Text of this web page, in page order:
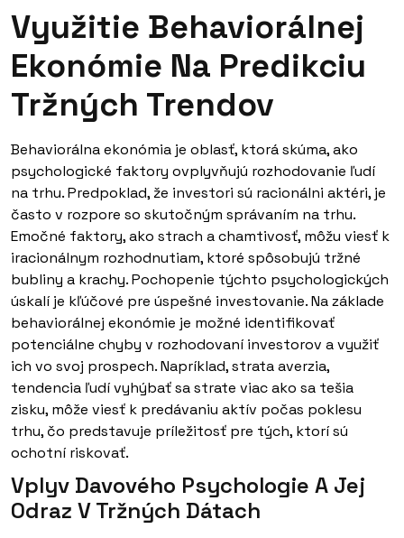
Využitie Behaviorálnej
Ekonómie Na Predikciu
Tržných Trendov
Behaviorálna ekonómia je oblasť, ktorá skúma, ako
psychologické faktory ovplyvňujú rozhodovanie ľudí
na trhu. Predpoklad, že investori sú racionálni aktéri, je
často v rozpore so skutočným správaním na trhu.
Emočné faktory, ako strach a chamtivosť, môžu viesť k
iracionálnym rozhodnutiam, ktoré spôsobujú tržné
bubliny a krachy. Pochopenie týchto psychologických
úskalí je kľúčové pre úspešné investovanie. Na základe
behaviorálnej ekonómie je možné identifikovať
potenciálne chyby v rozhodovaní investorov a využiť
ich vo svoj prospech. Napríklad, strata averzia,
tendencia ľudí vyhýbať sa strate viac ako sa tešia
zisku, môže viesť k predávaniu aktív počas poklesu
trhu, čo predstavuje príležitosť pre tých, ktorí sú
ochotní riskovať.
Vplyv Davového Psychologie A Jej
Odraz V Tržných Dátach